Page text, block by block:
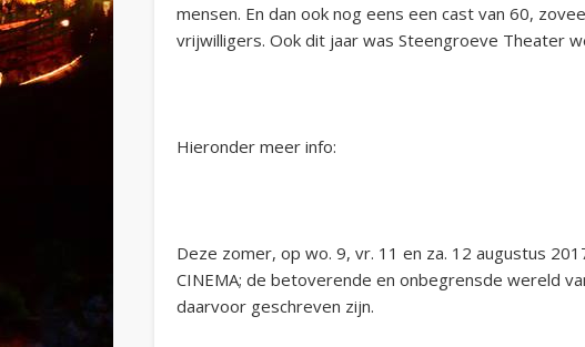
mensen. En dan ook nog eens een cast van 60,
vrijwilligers. Ook dit jaar was Steengroeve Theater
Hieronder meer info:
Deze zomer, op wo. 9, vr. 11 en za. 12 augustus
CINEMA; de betoverende en onbegrensde wereld
daarvoor geschreven zijn.